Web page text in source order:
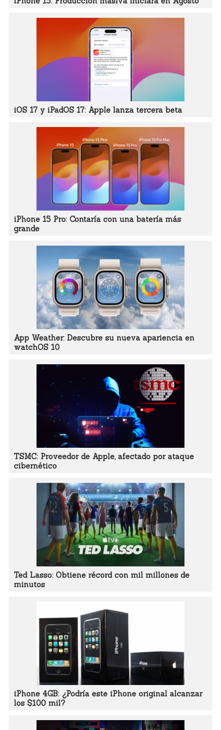
iOS 17 y iPadOS 17: Apple lanza tercera beta
iPhone 15 Pro: Contaría con una batería más
grande
App Weather: Descubre su nueva apariencia en
watchOS 10
TSMC: Proveedor de Apple, afectado por ataque
cibernético
Ted Lasso: Obtiene récord con mil millones de
minutos
iPhone 4GB: ¿Podría este iPhone original alcanzar
los $100 mil?